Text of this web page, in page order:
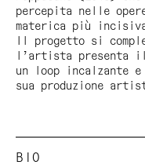
percepita nelle
materica più
Il progetto si
l’artista presenta
un loop incalzante
sua produzione
BIO